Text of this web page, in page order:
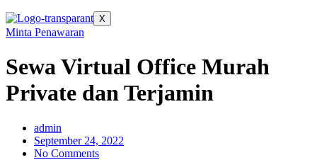
X
Minta Penawaran
Sewa Virtual Office Murah
Private dan Terjamin
admin
September 24, 2022
No Comments